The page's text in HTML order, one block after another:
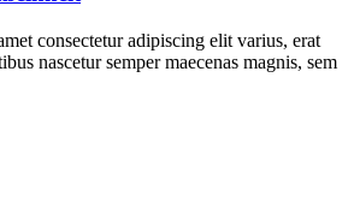
consectetur adipiscing elit varius, erat
nascetur semper maecenas magnis, sem